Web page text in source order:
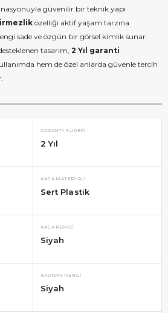
güvenilir bir teknik yapı
özelliği aktif yaşam tarzına
sade ve özgün bir görsel kimlik sunar.
tasarım, 2 Yıl garanti
hem de özel anlarda güvenle tercih
GARANTI SÜRESI
2 Yıl
KASA MATERYALI
Sert Plastik
KASA RENGI
Siyah
KADRAN RENGI
Siyah